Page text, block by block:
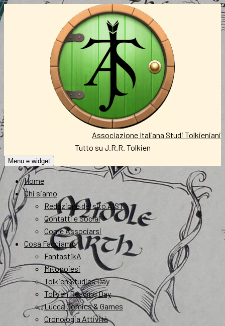
Vai
Associazione Italiana Studi Tolkieniani
Tutto su J.R.R. Tolkien
Menu e widget
Home
Chi siamo
Redazione del sito AIST
Contatti e Social
Come Associarsi
Cosa Facciamo
FantastikA
Mitopoiesi
Tolkien Studies Day
Tolkien Reading Day
Lucca Comics & Games
Cronologia Attività